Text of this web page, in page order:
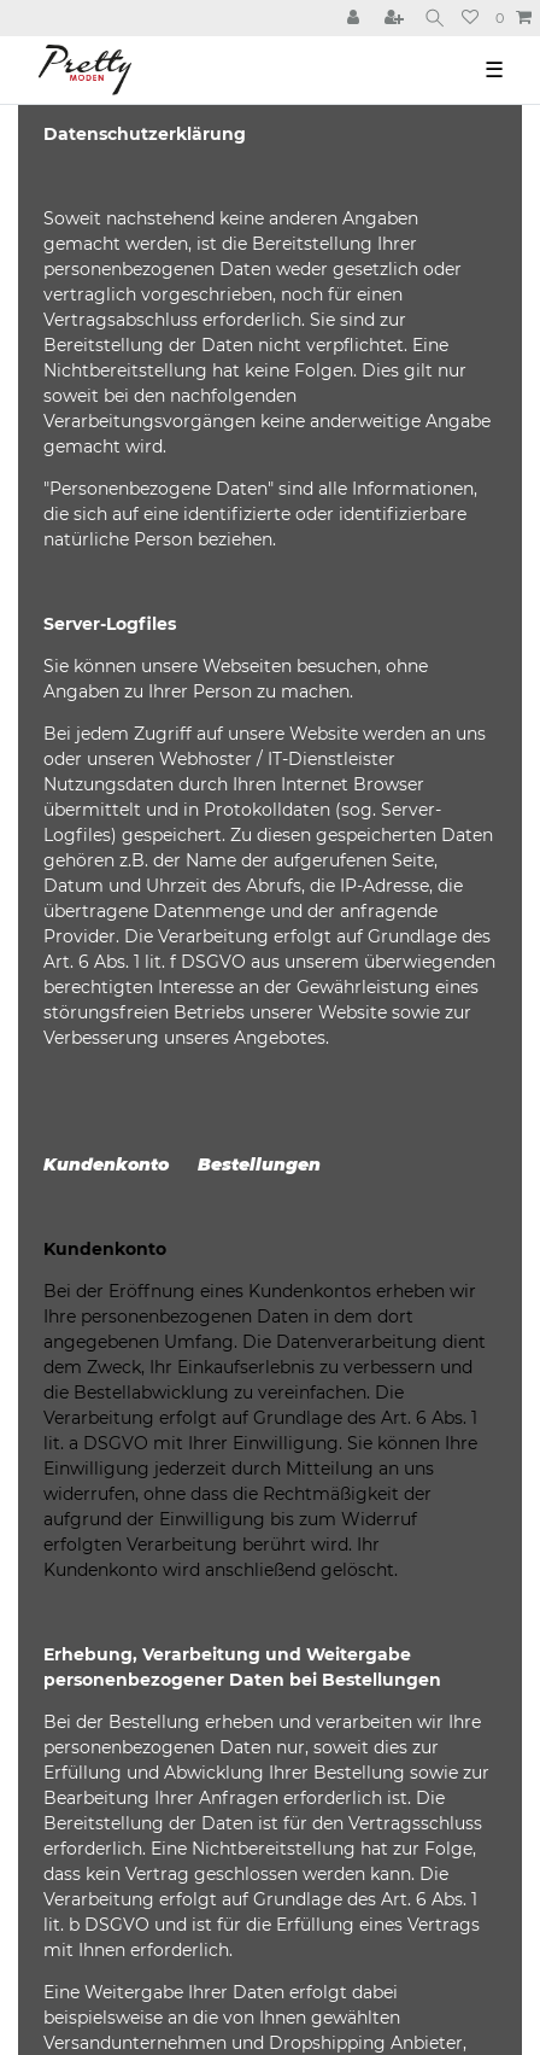
0
☰
Datenschutzerklärung
Soweit nachstehend keine anderen Angaben
gemacht werden, ist die Bereitstellung Ihrer
personenbezogenen Daten weder gesetzlich oder
vertraglich vorgeschrieben, noch für einen
Vertragsabschluss erforderlich. Sie sind zur
Bereitstellung der Daten nicht verpflichtet. Eine
Nichtbereitstellung hat keine Folgen. Dies gilt nur
soweit bei den nachfolgenden
Verarbeitungsvorgängen keine anderweitige Angabe
gemacht wird.
"Personenbezogene Daten" sind alle Informationen,
die sich auf eine identifizierte oder identifizierbare
natürliche Person beziehen.
Server-Logfiles
Sie können unsere Webseiten besuchen, ohne
Angaben zu Ihrer Person zu machen.
Bei jedem Zugriff auf unsere Website werden an uns
oder unseren Webhoster / IT-Dienstleister
Nutzungsdaten durch Ihren Internet Browser
übermittelt und in Protokolldaten (sog. Server-
Logfiles) gespeichert. Zu diesen gespeicherten Daten
gehören z.B. der Name der aufgerufenen Seite,
Datum und Uhrzeit des Abrufs, die IP-Adresse, die
übertragene Datenmenge und der anfragende
Provider. Die Verarbeitung erfolgt auf Grundlage des
Art. 6 Abs. 1 lit. f DSGVO aus unserem überwiegenden
berechtigten Interesse an der Gewährleistung eines
störungsfreien Betriebs unserer Website sowie zur
Verbesserung unseres Angebotes.
Kundenkonto Bestellungen
Kundenkonto
Bei der Eröffnung eines Kundenkontos erheben wir
Ihre personenbezogenen Daten in dem dort
angegebenen Umfang. Die Datenverarbeitung dient
dem Zweck, Ihr Einkaufserlebnis zu verbessern und
die Bestellabwicklung zu vereinfachen. Die
Verarbeitung erfolgt auf Grundlage des Art. 6 Abs. 1
lit. a DSGVO mit Ihrer Einwilligung. Sie können Ihre
Einwilligung jederzeit durch Mitteilung an uns
widerrufen, ohne dass die Rechtmäßigkeit der
aufgrund der Einwilligung bis zum Widerruf
erfolgten Verarbeitung berührt wird. Ihr
Kundenkonto wird anschließend gelöscht.
Erhebung, Verarbeitung und Weitergabe
personenbezogener Daten bei Bestellungen
Bei der Bestellung erheben und verarbeiten wir Ihre
personenbezogenen Daten nur, soweit dies zur
Erfüllung und Abwicklung Ihrer Bestellung sowie zur
Bearbeitung Ihrer Anfragen erforderlich ist. Die
Bereitstellung der Daten ist für den Vertragsschluss
erforderlich. Eine Nichtbereitstellung hat zur Folge,
dass kein Vertrag geschlossen werden kann. Die
Verarbeitung erfolgt auf Grundlage des Art. 6 Abs. 1
lit. b DSGVO und ist für die Erfüllung eines Vertrags
mit Ihnen erforderlich.
Eine Weitergabe Ihrer Daten erfolgt dabei
beispielsweise an die von Ihnen gewählten
Versandunternehmen und Dropshipping Anbieter,